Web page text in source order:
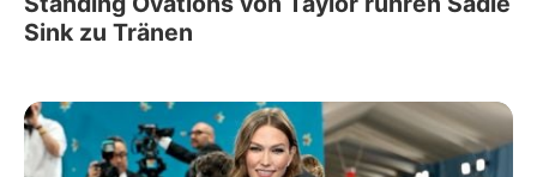
Sink zu Tränen